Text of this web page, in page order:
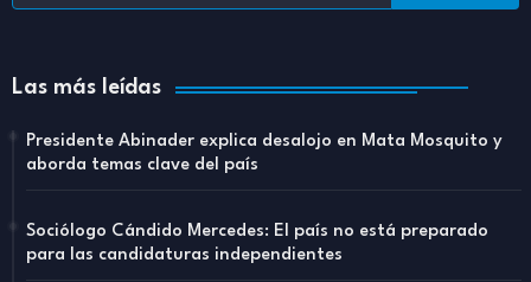
Las más leídas
Presidente Abinader explica desalojo en Mata Mosquito y
aborda temas clave del país
Sociólogo Cándido Mercedes: El país no está preparado
para las candidaturas independientes